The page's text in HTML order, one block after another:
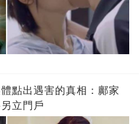
點出遇害的真相：鄺家
立門戶